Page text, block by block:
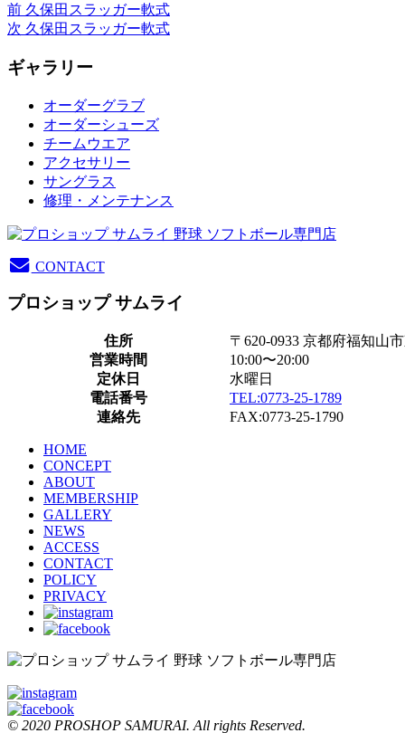
稿
者
稿
日:
投
稿
ナ
ン
前 前
の
稿:
久保田スラッガー軟式
次 次
投
久保田スラッガー軟式
ギャラリー
オーダーグラブ
オーダーシューズ
チームウエア
アクセサリー
サングラス
修理・メンテナンス
CONTACT
プロショップ サムライ
住所
〒620-0933 京都府福知山
営業時間
10:00〜20:00
定休日
水曜日
電話番号
TEL:0773-25-1789
連絡先
FAX:0773-25-1790
HOME
CONCEPT
ABOUT
MEMBERSHIP
GALLERY
NEWS
ACCESS
CONTACT
POLICY
PRIVACY
© 2020 PROSHOP SAMURAI. All rights Reserved.